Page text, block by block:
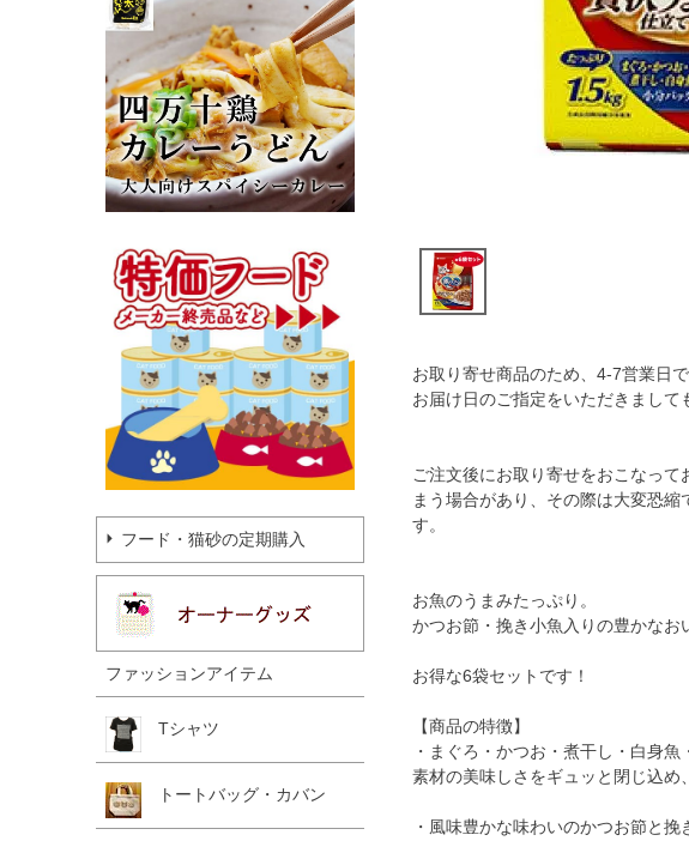
フード・猫砂の定期購入
ファッションアイテム
Tシャツ
トートバッグ・カバン
お取り寄せ商品のため、4-7営業日
お届け日のご指定をいただきまして
ご注文後にお取り寄せをおこなっ
まう場合があり、その際は大変恐
す。
お魚のうまみたっぷり。
かつお節・挽き小魚入りの豊かなお
お得な6袋セットです！
【商品の特徴】
・まぐろ・かつお・煮干し・白身魚
素材の美味しさをギュッと閉じ込め
・風味豊かな味わいのかつお節と挽